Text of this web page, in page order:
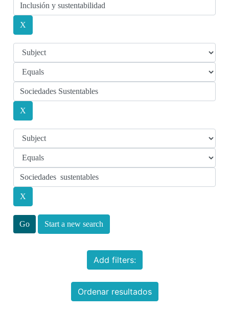
Start a new search
Add filters:
Ordenar resultados